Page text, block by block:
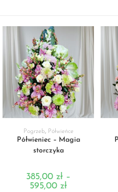
WYBIERZ OPCJE
Pogrzeb, Półwieńce
Półwieniec – Magia
storczyka
385,00 zł –
595,00 zł